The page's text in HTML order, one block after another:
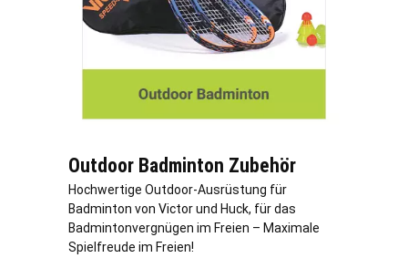
Outdoor Badminton Zubehör
Hochwertige Outdoor-Ausrüstung für
Badminton von Victor und Huck, für das
Badmintonvergnügen im Freien – Maximale
Spielfreude im Freien!